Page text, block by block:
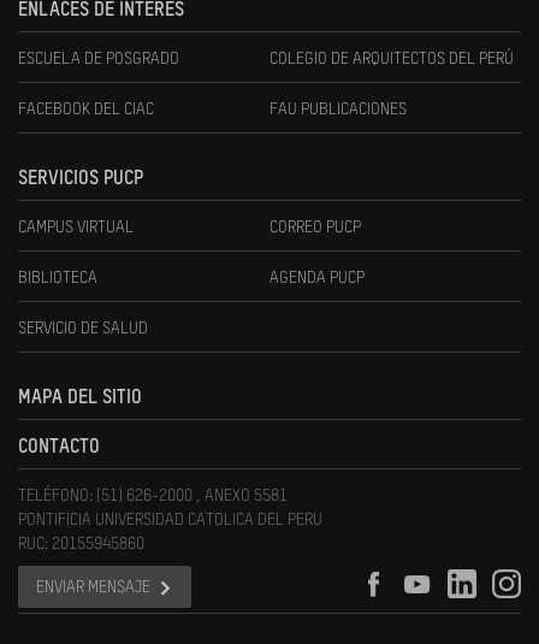
ENLACES DE INTERÉS
ESCUELA DE POSGRADO COLEGIO DE ARQUITECTOS DEL PERÚ
FACEBOOK DEL CIAC FAU PUBLICACIONES
SERVICIOS PUCP
CAMPUS VIRTUAL CORREO PUCP
BIBLIOTECA AGENDA PUCP
SERVICIO DE SALUD
MAPA DEL SITIO
CONTACTO
TELÉFONO: (51) 626-2000 , ANEXO 5581
PONTIFICIA UNIVERSIDAD CATOLICA DEL PERU
RUC: 20155945860
ENVIAR MENSAJE